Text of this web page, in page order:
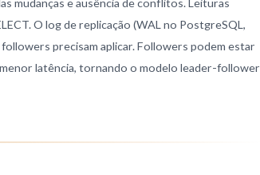
mudanças e ausência de conflitos. Leituras
O log de replicação (WAL no PostgreSQL,
precisam aplicar. Followers podem estar
latência, tornando o modelo leader-follower